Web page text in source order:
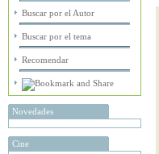
Buscar por el Autor
Buscar por el tema
Recomendar
Novedades
Cine